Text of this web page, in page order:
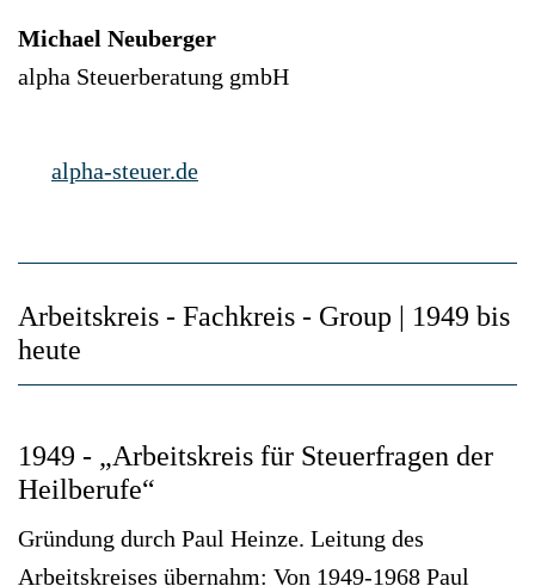
Michael Neuberger
alpha Steuerberatung gmbH
alpha-steuer.de
Arbeitskreis - Fachkreis - Group | 1949 bis
heute
1949 - „Arbeitskreis für Steuerfragen der
Heilberufe“
Gründung durch Paul Heinze. Leitung des
Arbeitskreises übernahm: Von 1949-1968 Paul